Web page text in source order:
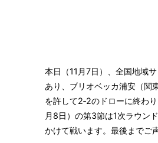
本日（11月7日）、全国地域
あり、ブリオベッカ浦安（関
を許して2‐2のドローに終わ
月8日）の第3節は1次ラウン
かけて戦います。最後までご